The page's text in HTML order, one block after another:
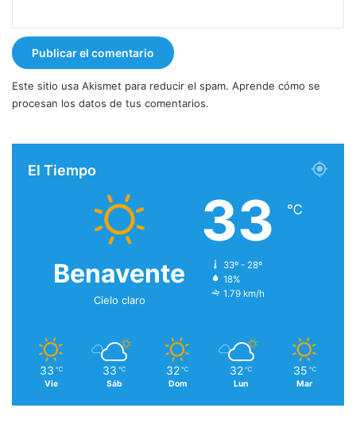
Este sitio usa Akismet para reducir el spam. Aprende cómo se
procesan los datos de tus comentarios.
El Tiempo
Benavente
Cielo claro
33 ℃
33º - 28º
18%
1.79 km/h
33 ℃
Vie
33 ℃
Sáb
32 ℃
Dom
32 ℃
Lun
35 ℃
Mar